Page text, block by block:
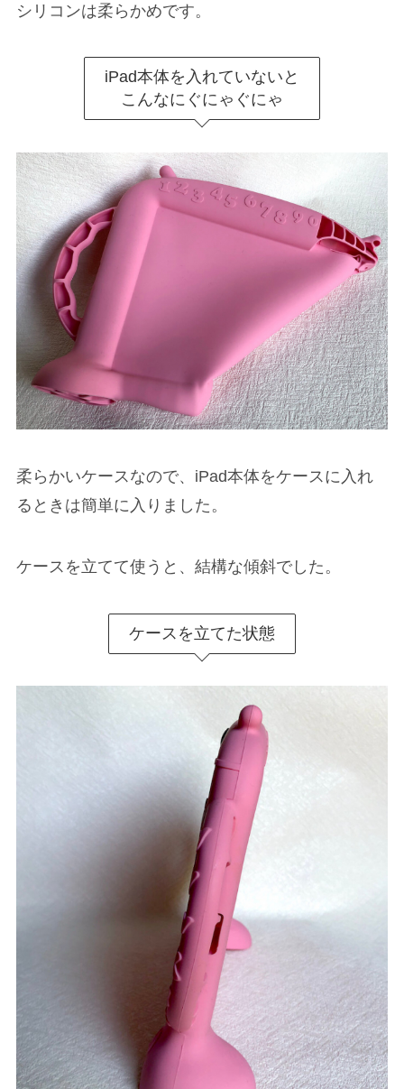
シリコンは柔らかめです。
iPad本体を入れていないと
こんなにぐにゃぐにゃ
柔らかいケースなので、iPad本体をケースに入れ
るときは簡単に入りました。
ケースを立てて使うと、結構な傾斜でした。
ケースを立てた状態